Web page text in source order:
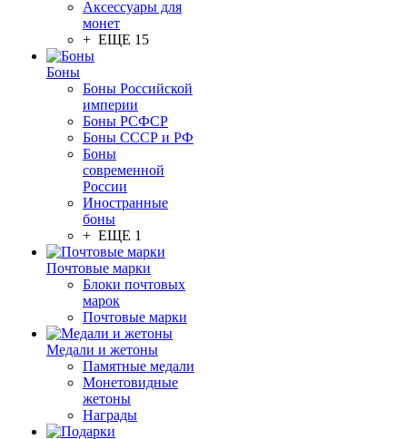
Аксессуары для
монет
+ ЕЩЕ 15
Боны
Боны Российской
империи
Боны РСФСР
Боны СССР и РФ
Боны
современной
России
Иностранные
боны
+ ЕЩЕ 1
Почтовые марки
Блоки почтовых
марок
Почтовые марки
Медали и жетоны
Памятные медали
Монетовидные
жетоны
Награды